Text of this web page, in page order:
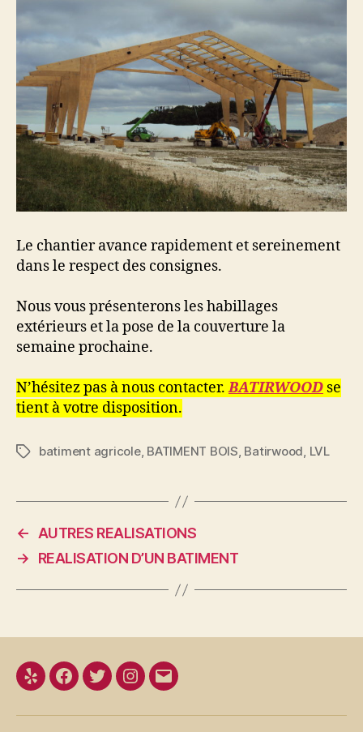
Le chantier avance rapidement et sereinement
dans le respect des consignes.
Nous vous présenterons les habillages
extérieurs et la pose de la couverture la
semaine prochaine.
N’hésitez pas à nous contacter.BATIRWOOD se
tient à votre disposition.
Étiquettes
batiment agricole, BATIMENT BOIS, Batirwood, LVL
← AUTRES REALISATIONS
→
REALISATION D’UN BATIMENT
Yelp Facebook
TwitterInstagram
E-